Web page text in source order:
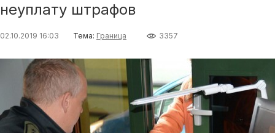
неуплату штрафов
02.10.2019 16:03 Тема: Граница 3357